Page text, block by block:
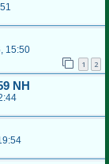
15:50
1 2
NH